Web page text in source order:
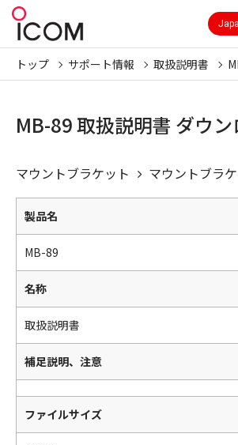
トップ サポート情報 取扱説明書
MB-89 取扱説明書 ダウ
マウントブラケット マウントブラ
製品名
MB-89
名称
取扱説明書
補足説明、注意
ファイルサイズ